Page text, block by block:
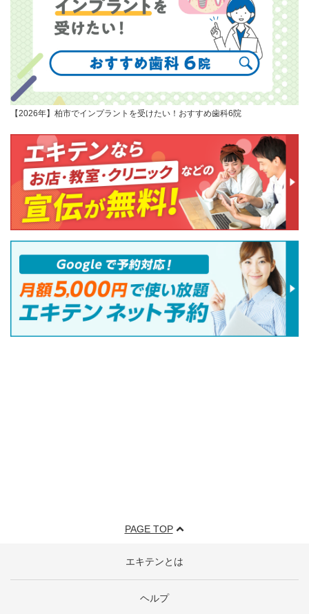
【2026年】柏市でインプラントを受けたい！おすすめ歯科6院
PAGE TOP
エキテンとは
ヘルプ